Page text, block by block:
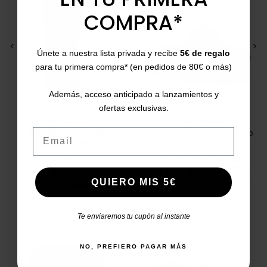
<
Metatarsal
U
5/5
(2 opiniones)
>
Zuecos de casa Mima-Fp
35 37 39 40 41 42
Precio base-15%
5/5star (3 opiniones)
¡EN OFERTA!
COMPRA*
Únete a nuestra lista privada y recibe 5€ de regalo
para tu primera compra* (en pedidos de 80€ o más)
Además, acceso anticipado a lanzamientos y
ofertas exclusivas.
QUIERO MIS 5€
Te enviaremos tu cupón al instante
NO, PREFIERO PAGAR MÁS